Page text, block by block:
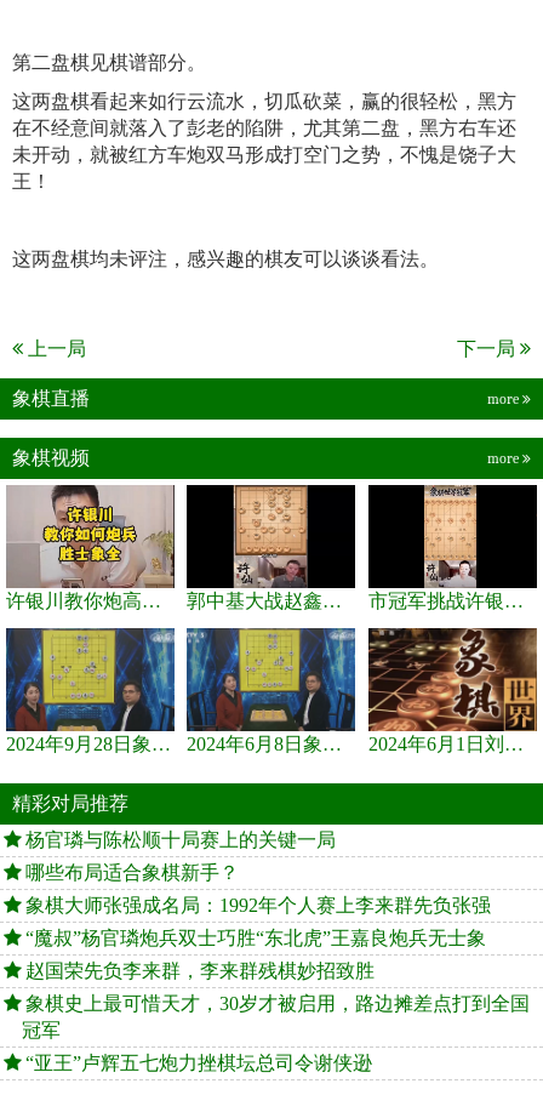
第二盘棋见棋谱部分。
这两盘棋看起来如行云流水，切瓜砍菜，赢的很轻松，黑方
在不经意间就落入了彭老的陷阱，尤其第二盘，黑方右车还
未开动，就被红方车炮双马形成打空门之势，不愧是饶子大
王！
这两盘棋均未评注，感兴趣的棋友可以谈谈看法。
上一局 下一局
象棋直播 more
象棋视频 more
许银川教你炮高兵士象全如何赢士象全，简单四步即可 郭中基大战赵鑫鑫，许银川激情讲解 市冠军挑战许银川，急进中兵变化真激烈！
2024年9月28日象棋世界栏目，刘君、蒋川讲解了第九届杨官璘杯象棋... 2024年6月8日象棋世界，刘君、蒋川讲解了第九届杨官璘杯全国象棋... 2024年6月1日刘君、蒋川讲解第三届上海杯象棋大师赛谢靖与李少庚...
精彩对局推荐
杨官璘与陈松顺十局赛上的关键一局
哪些布局适合象棋新手？
象棋大师张强成名局：1992年个人赛上李来群先负张强
“魔叔”杨官璘炮兵双士巧胜“东北虎”王嘉良炮兵无士象
赵国荣先负李来群，李来群残棋妙招致胜
象棋史上最可惜天才，30岁才被启用，路边摊差点打到全国
冠军
“亚王”卢辉五七炮力挫棋坛总司令谢侠逊